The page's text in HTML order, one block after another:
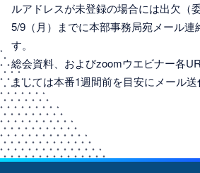
ルアドレスが未登録の場合には出欠（
5/9（月）までに本部事務局宛メール連
す。
総会資料、およびzoomウエビナー各
ましては本番1週間前を目安にメール送